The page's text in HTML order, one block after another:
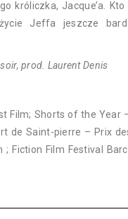
króliczka, Jacque’a. Kto
Jeffa jeszcze
prod. Laurent Denis
Film; Shorts of the Year
de Saint-pierre – Prix
; Fiction Film Festival